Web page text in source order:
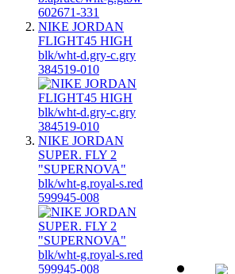
NIKE JORDAN
FLIGHT45 HIGH
blk/wht-d.gry-c.gry
384519-010
NIKE JORDAN
SUPER. FLY 2
"SUPERNOVA"
blk/wht-g.royal-s.red
599945-008